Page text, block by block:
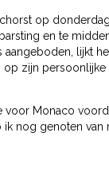
op
en te
aangeboden, lijkt
op zijn
voor Monaco
ik nog genoten van